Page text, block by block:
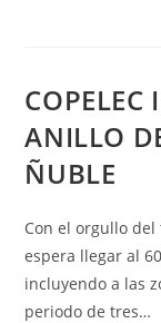
COPELEC
ANILLO
ÑUBLE
Con el orgullo
espera llegar al
incluyendo a las
periodo de tres…